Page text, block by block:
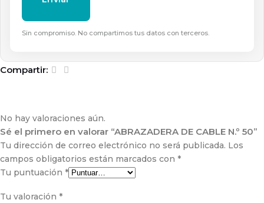
Sin compromiso. No compartimos tus datos con terceros.
Compartir:
No hay valoraciones aún.
Sé el primero en valorar “ABRAZADERA DE CABLE N.º 50”
Tu dirección de correo electrónico no será publicada. Los
campos obligatorios están marcados con *
Tu puntuación *
Tu valoración *